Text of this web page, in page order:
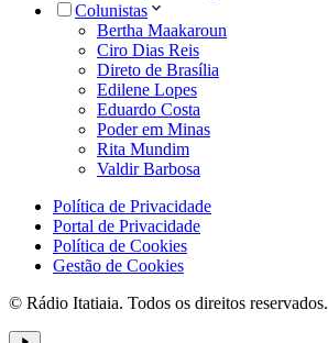
Colunistas
Bertha Maakaroun
Ciro Dias Reis
Direto de Brasília
Edilene Lopes
Eduardo Costa
Poder em Minas
Rita Mundim
Valdir Barbosa
Política de Privacidade
Portal de Privacidade
Política de Cookies
Gestão de Cookies
© Rádio Itatiaia. Todos os direitos reservados.